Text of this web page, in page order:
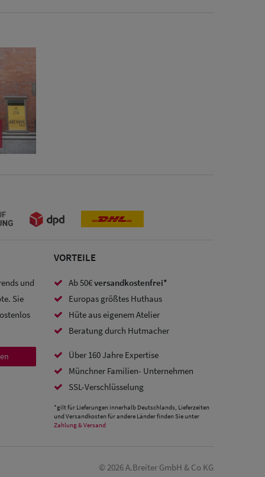
und
Sie
VORTEILE
Ab 50€versandkostenfrei*
Europas größtes Huthaus
Hüte aus eigenem Atelier
Beratung durch Hutmacher
Über 160 Jahre Expertise
Münchner Familien- Unternehmen
SSL-Verschlüsselung
*gilt für Lieferungen innerhalb Deutschlands, Lieferzeiten
und Versandkosten für andere Länder finden Sie unter
Zahlung & Versand
© 2026 A.Breiter GmbH & Co KG